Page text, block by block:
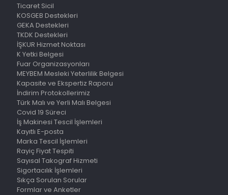
Ticaret Sicil
KOSGEB Destekleri
GEKA Destekleri
TKDK Destekleri
İŞKUR Hizmet Noktası
K Yetki Belgesi
Fuar Organizasyonları
MEYBEM Mesleki Yeterlilik Belgesi
Kapasite ve Ekspertiz Raporu
İndirim Protokollerimiz
Türk Malı ve Yerli Malı Belgesi
Covid 19 Süreci
İş Makinesi Tescil İşlemleri
Kayıtlı E-posta
Marka Tescil İşlemleri
Rayiç Fiyat Tespiti
Sayısal Takograf Hizmeti
Sigortacılık İşlemleri
Sıkça Sorulan Sorular
Formlar ve Anketler